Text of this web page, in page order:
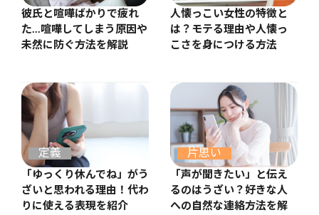
彼氏と喧嘩ばかりで疲れ
た…喧嘩してしまう原因や
未然に防ぐ方法を解説
人懐っこい女性の特徴と
は？モテる理由や人懐っ
こさを身につける方法
定義
「ゆっくり休んでね」がう
ざいと思われる理由！代わ
りに使える表現を紹介
片思い
「声が聞きたい」と伝え
るのはうざい？好きな人
への自然な連絡方法を解